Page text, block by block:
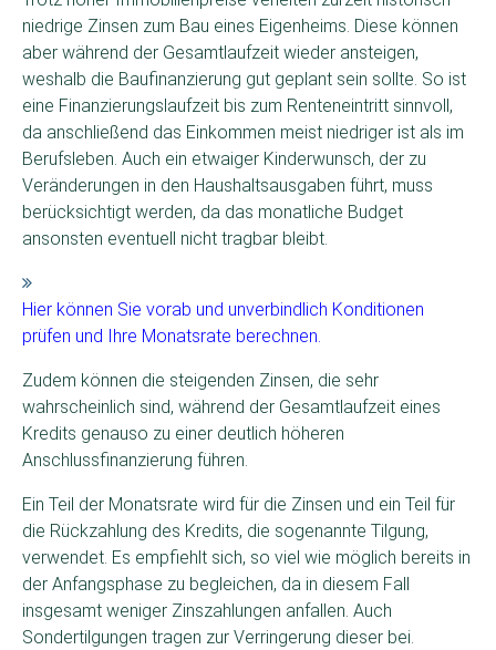
niedrige Zinsen zum Bau eines Eigenheims. Diese können
aber während der Gesamtlaufzeit wieder ansteigen,
weshalb die Baufinanzierung gut geplant sein sollte. So ist
eine Finanzierungslaufzeit bis zum Renteneintritt sinnvoll,
da anschließend das Einkommen meist niedriger ist als im
Berufsleben. Auch ein etwaiger Kinderwunsch, der zu
Veränderungen in den Haushaltsausgaben führt, muss
berücksichtigt werden, da das monatliche Budget
ansonsten eventuell nicht tragbar bleibt.
Hier können Sie vorab und unverbindlich Konditionen
prüfen und Ihre Monatsrate berechnen.
Zudem können die steigenden Zinsen, die sehr
wahrscheinlich sind, während der Gesamtlaufzeit eines
Kredits genauso zu einer deutlich höheren
Anschlussfinanzierung führen.
Ein Teil der Monatsrate wird für die Zinsen und ein Teil für
die Rückzahlung des Kredits, die sogenannte Tilgung,
verwendet. Es empfiehlt sich, so viel wie möglich bereits in
der Anfangsphase zu begleichen, da in diesem Fall
insgesamt weniger Zinszahlungen anfallen. Auch
Sondertilgungen tragen zur Verringerung dieser bei.